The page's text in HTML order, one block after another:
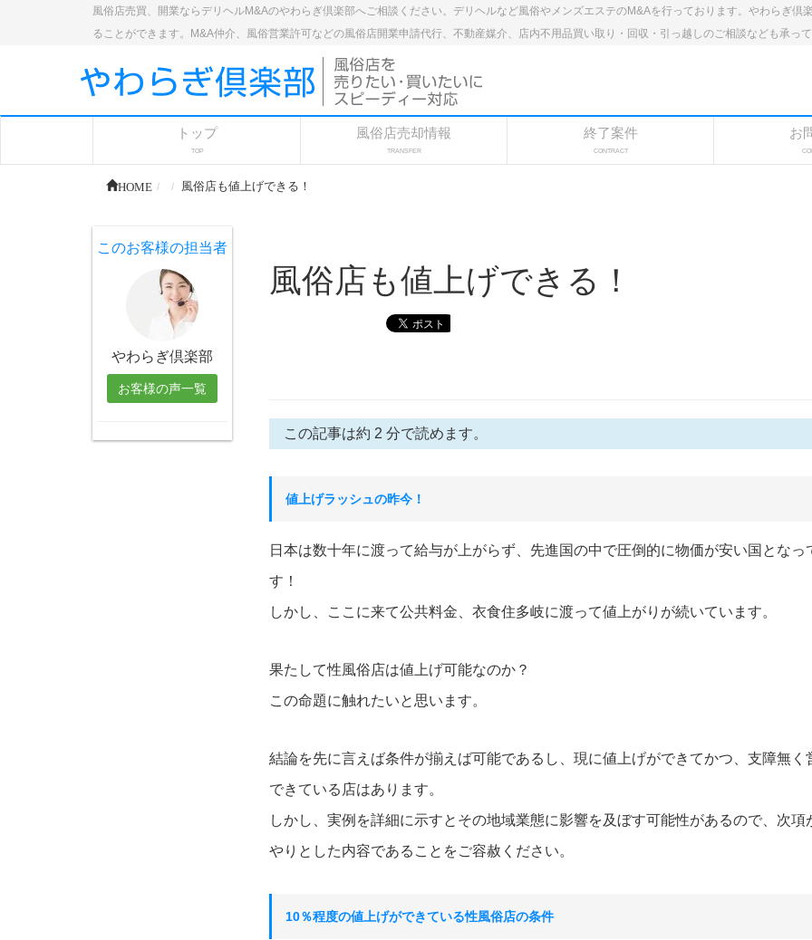
風俗店売買、開業ならデリヘルM&Aのやわらぎ倶楽部へご相談ください。デリヘルなど風俗やメンズエステのM&Aを行っております。やわらぎ倶
ることができます。M&A仲介、風俗営業許可などの風俗店開業申請代行、不動産媒介、店内不用品買い取り・回収・引っ越しのご相談なども承っ
トップ
TOP
風俗店売却情報
TRANSFER
終了案件
CONTRACT
お
HOME 風俗店も値上げできる！
風俗店も値上げできる！
この記事は約 2 分で読めます。
値上げラッシュの昨今！
日本は数十年に渡って給与が上がらず、先進国の中で圧倒的に物価が安い国となっ
す！
しかし、ここに来て公共料金、衣食住多岐に渡って値上がりが続いています。
果たして性風俗店は値上げ可能なのか？
この命題に触れたいと思います。
結論を先に言えば条件が揃えば可能であるし、現に値上げができてかつ、支障無く
できている店はあります。
しかし、実例を詳細に示すとその地域業態に影響を及ぼす可能性があるので、次項
やりとした内容であることをご容赦ください。
10％程度の値上げができている性風俗店の条件
このお客様の担当者
やわらぎ倶楽部
お客様の声一覧